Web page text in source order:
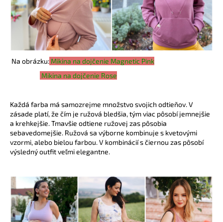
Na obrázku: Mikina na dojčenie Magnetic Pink
Mikina na dojčenie Rose
Každá farba má samozrejme množstvo svojich odtieňov. V
zásade platí, že čím je ružová bledšia, tým viac pôsobí jemnejšie
a krehkejšie. Tmavšie odtiene ružovej zas pôsobia
sebavedomejšie. Ružová sa výborne kombinuje s kvetovými
vzormi, alebo bielou farbou. V kombinácií s čiernou zas pôsobí
výsledný outfit veľmi elegantne.
O
d
r
ú
e
BAMBUSOVÉ
TIELKO
NA
DOJČENIE
€42,90